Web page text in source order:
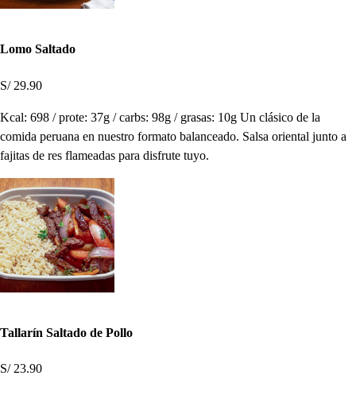
Lomo Saltado
S/ 29.90
Kcal: 698 / prote: 37g / carbs: 98g / grasas: 10g Un clásico de la
comida peruana en nuestro formato balanceado. Salsa oriental junto a
fajitas de res flameadas para disfrute tuyo.
Tallarín Saltado de Pollo
S/ 23.90